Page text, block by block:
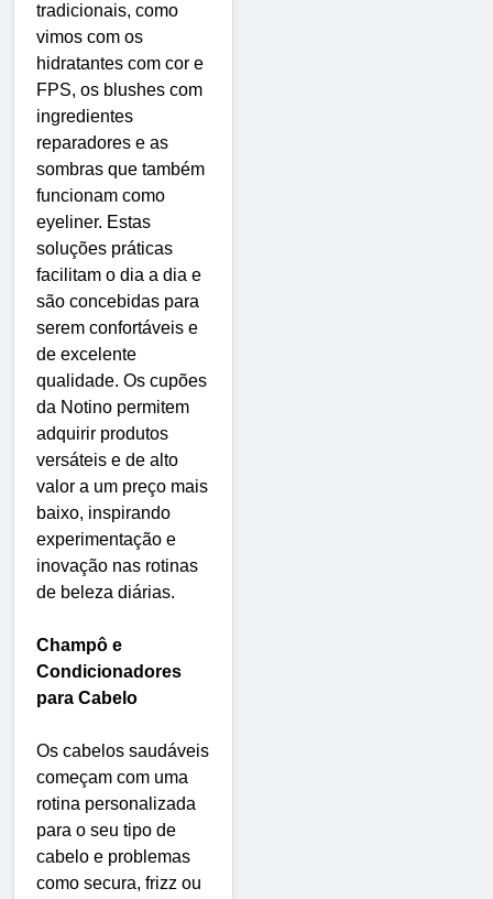
tradicionais, como
vimos com os
hidratantes com cor e
FPS, os blushes com
ingredientes
reparadores e as
sombras que também
funcionam como
eyeliner. Estas
soluções práticas
facilitam o dia a dia e
são concebidas para
serem confortáveis ​​e
de excelente
qualidade. Os cupões
da Notino permitem
adquirir produtos
versáteis e de alto
valor a um preço mais
baixo, inspirando
experimentação e
inovação nas rotinas
de beleza diárias.
Champô e
Condicionadores
para Cabelo
Os cabelos saudáveis
​​começam com uma
rotina personalizada
para o seu tipo de
cabelo e problemas
como secura, frizz ou